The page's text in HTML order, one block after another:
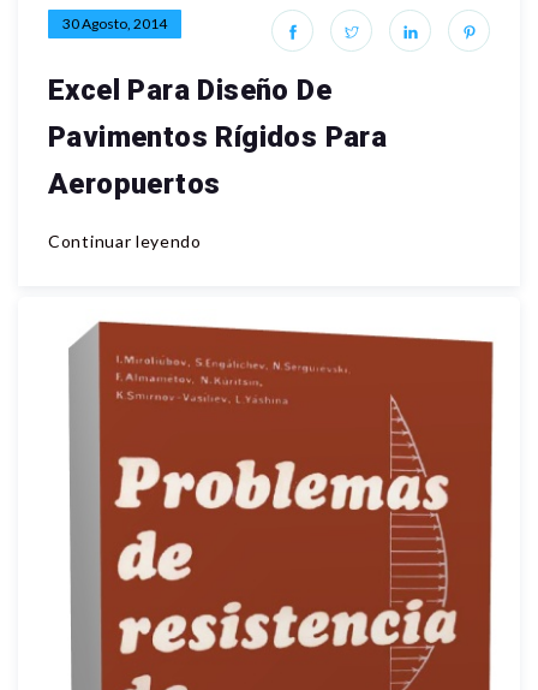
30 Agosto, 2014
Excel Para Diseño De
Pavimentos Rígidos Para
Aeropuertos
Continuar leyendo